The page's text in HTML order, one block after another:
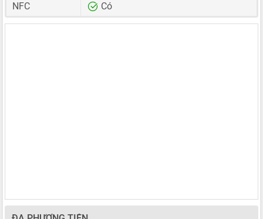
NFC Có